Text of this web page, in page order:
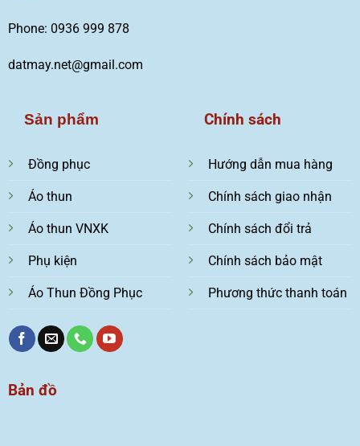
Phone: 0936 999 878
datmay.net@gmail.com
Sản phẩm
Đồng phục
Áo thun
Áo thun VNXK
Phụ kiện
Áo Thun Đồng Phục
Chính sách
Hướng dẫn mua hàng
Chính sách giao nhận
Chính sách đổi trả
Chính sách bảo mật
Phương thức thanh toán
Bản đồ